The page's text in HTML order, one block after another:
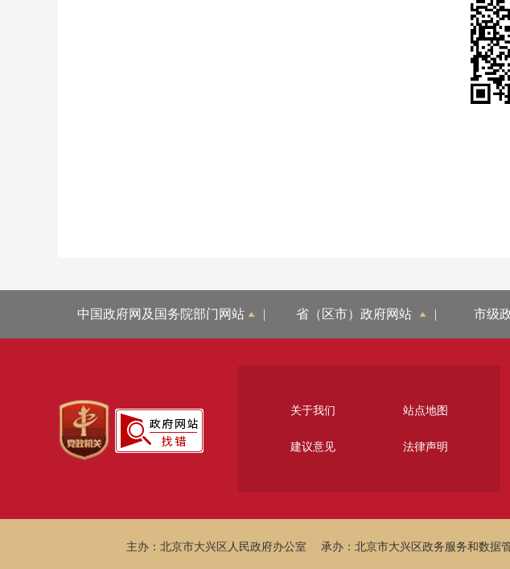
中国政府网及国务院部门网站 | 省（区市）政府网站 | 市级
关于我们 站点地图
建议意见 法律声明
主办：北京市大兴区人民政府办公室 承办：北京市大兴区政务服务和数据